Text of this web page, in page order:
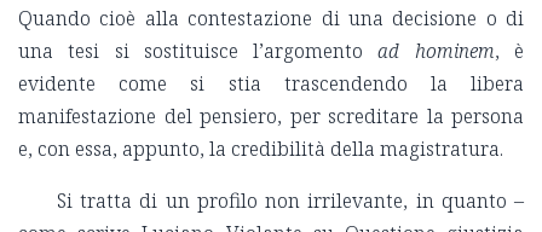
Quando cioè alla contestazione di una decisione o di
una tesi si sostituisce l’argomentoad hominem, è
evidente come si stia trascendendo la libera
manifestazione del pensiero, per screditare la persona
e, con essa, appunto, la credibilità della magistratura.
Si tratta di un profilo non irrilevante, in quanto –